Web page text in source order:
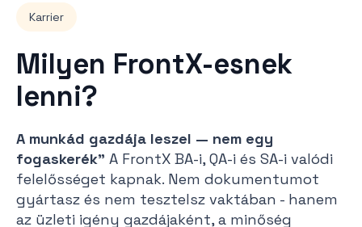
Karrier
Milyen FrontX-esnek
lenni?
A munkád gazdája leszel — nem egy
fogaskerék" A FrontX BA-i, QA-i és SA-i valódi
felelősséget kapnak. Nem dokumentumot
gyártasz és nem tesztelsz vaktában - hanem
az üzleti igény gazdájaként, a minőség